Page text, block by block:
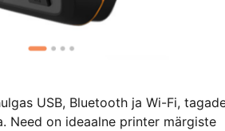
USB, Bluetooth ja Wi-Fi,
Need on ideaalne printer märgiste